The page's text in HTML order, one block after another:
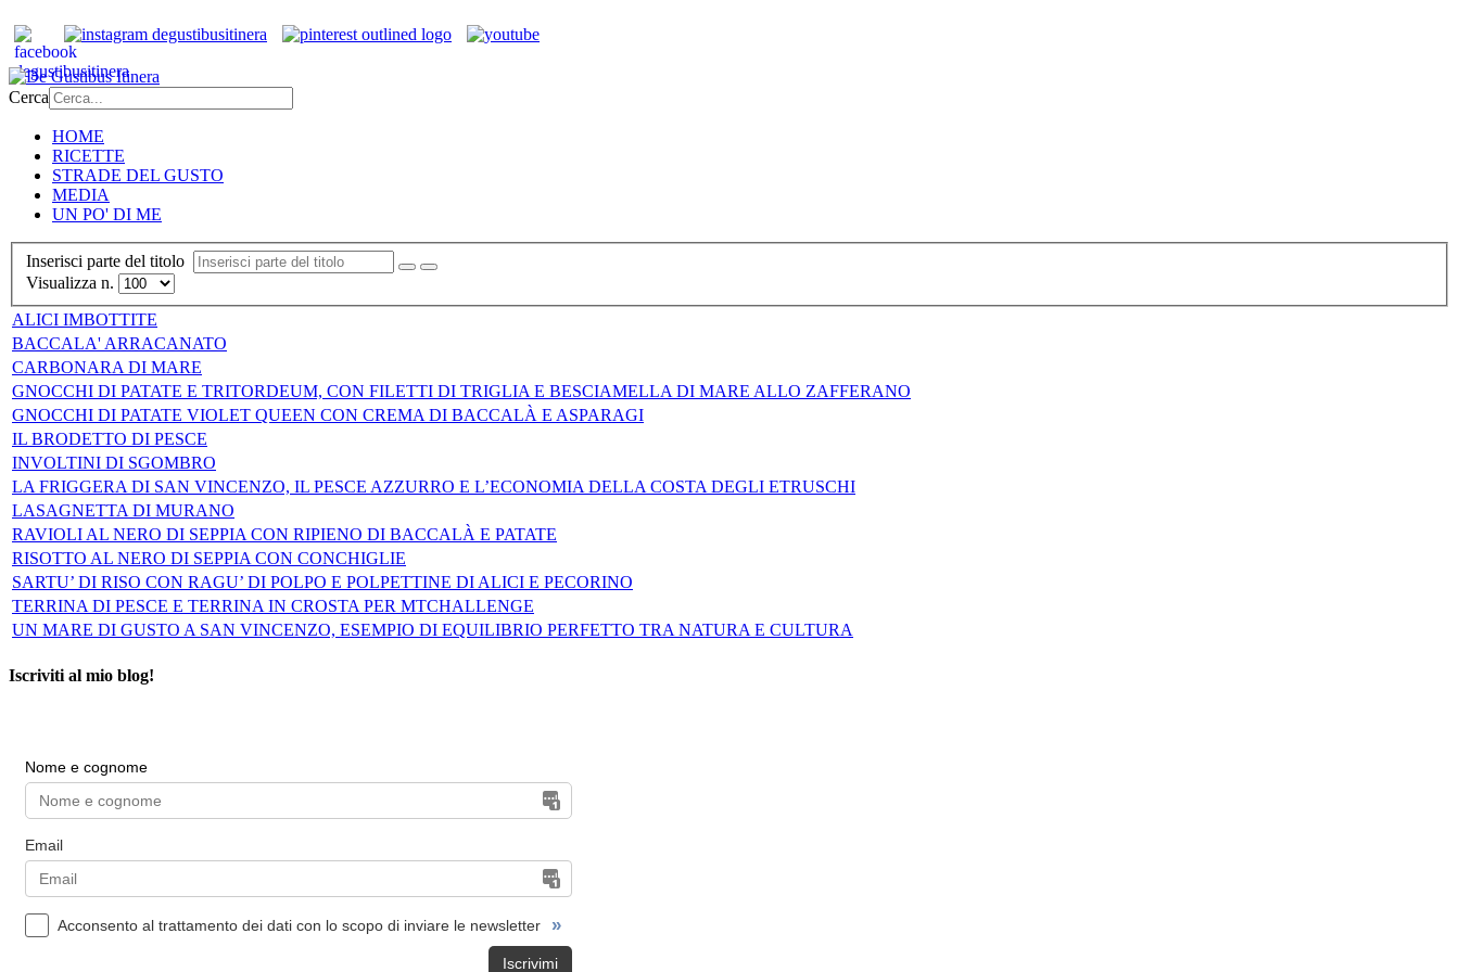
Cerca
HOME
RICETTE
STRADE DEL GUSTO
MEDIA
UN PO' DI ME
Inserisci parte del titolo
Visualizza n.
ALICI IMBOTTITE
BACCALA' ARRACANATO
CARBONARA DI MARE
GNOCCHI DI PATATE E TRITORDEUM, CON FILETTI DI TRIGLIA E BESCIAMELLA DI MARE ALLO ZAFFERANO
GNOCCHI DI PATATE VIOLET QUEEN CON CREMA DI BACCALÀ E ASPARAGI
IL BRODETTO DI PESCE
INVOLTINI DI SGOMBRO
LA FRIGGERA DI SAN VINCENZO, IL PESCE AZZURRO E L’ECONOMIA DELLA COSTA DEGLI ETRUSCHI
LASAGNETTA DI MURANO
RAVIOLI AL NERO DI SEPPIA CON RIPIENO DI BACCALÀ E PATATE
RISOTTO AL NERO DI SEPPIA CON CONCHIGLIE
SARTU’ DI RISO CON RAGU’ DI POLPO E POLPETTINE DI ALICI E PECORINO
TERRINA DI PESCE E TERRINA IN CROSTA PER MTCHALLENGE
UN MARE DI GUSTO A SAN VINCENZO, ESEMPIO DI EQUILIBRIO PERFETTO TRA NATURA E CULTURA
Iscriviti al mio blog!
Nome e cognome
Email
Acconsento al trattamento dei dati con lo scopo di inviare le newsletter »
Iscrivimi